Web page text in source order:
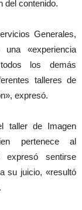
del contenido.
Generales,
«experiencia
los demás
talleres de
expresó.
taller de Imagen
pertenece al
expresó sentirse
su juicio, «resultó